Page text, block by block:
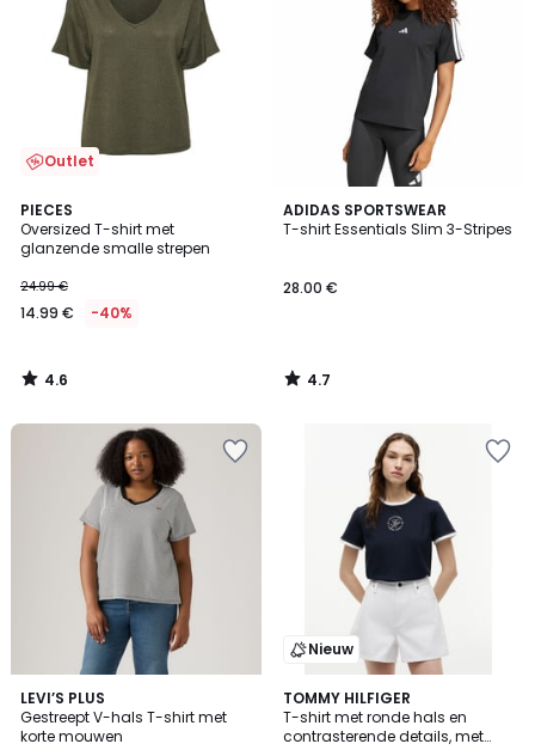
Outlet
PIECES
Oversized T-shirt met
glanzende smalle strepen
24.99 €
14.99 € -40%
4.6
/ 5
4.6
/
ADIDAS SPORTSWEAR
T-shirt Essentials Slim 3-Stripes
28.00 €
4.7
/ 5
4.7
/
LEVI’S PLUS
Gestreept V-hals T-shirt met
korte mouwen
4.7
/ 5
Nieuw
TOMMY HILFIGER
T-shirt met ronde hals en
contrasterende details, met